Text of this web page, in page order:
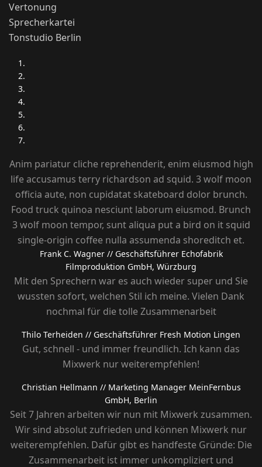
Vertonung
Sprecherkartei
Tonstudio Berlin
Anim pariatur cliche reprehenderit, enim eiusmod high
life accusamus terry richardson ad squid. 3 wolf moon
officia aute, non cupidatat skateboard dolor brunch.
Food truck quinoa nesciunt laborum eiusmod. Brunch
3 wolf moon tempor, sunt aliqua put a bird on it squid
single-origin coffee nulla assumenda shoreditch et.
Frank C. Wagner // Geschäftsführer Echofabrik
Filmproduktion GmbH, Würzburg
Mit den Sprechern war es auch wieder super und Sie
wussten sofort, welchen Stil ich meine. Vielen Dank
nochmal für die tolle Zusammenarbeit
Thilo Terheiden // Geschäftsführer Fresh Motion Lingen
Gut, schnell - und immer freundlich. Ich kann das
Mixwerk nur weiterempfehlen!
Christian Hellmann // Marketing Manager MeinFernbus
GmbH, Berlin
Seit 7 Jahren arbeiten wir nun mit Mixwerk zusammen.
Wir sind absolut zufrieden und können Mixwerk nur
weiterempfehlen. Dafür gibt es handfeste Gründe: Die
Zusammenarbeit ist immer unkompliziert und